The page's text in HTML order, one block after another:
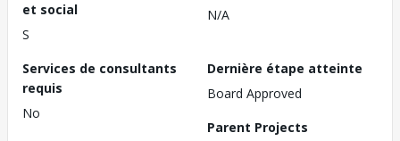
et social
S
N/A
Services de consultants
requis
No
Dernière étape atteinte
Board Approved
Parent Projects